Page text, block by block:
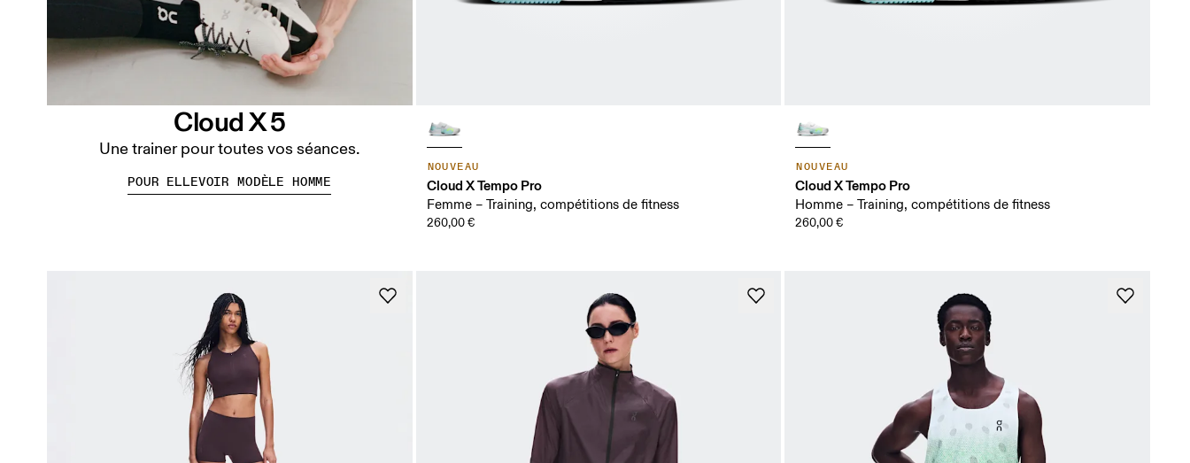
NOUVEAU
Cloud X Tempo Pro
Femme – Training, compétitions de fitness
260,00 €
NOUVEAU
Cloud X Tempo Pro
Homme – Training, compétitions de fitness
260,00 €
Cloud X 5
Une trainer pour toutes vos séances.
POUR ELLEVOIR MODÈLE HOMME